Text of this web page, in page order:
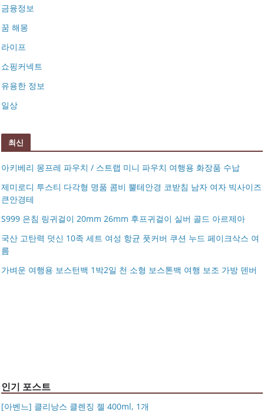
금융정보
꿈 해몽
라이프
쇼핑커넥트
유용한 정보
일상
최신
아키베리 몽프레 파우치 / 스트랩 미니 파우치 여행용 화장품 수납
제미로디 투스티 다각형 명품 콤비 뿔테안경 코받침 남자 여자 빅사이즈
큰안경테
S999 은침 링귀걸이 20mm 26mm 후프귀걸이 실버 골드 아르제아
국산 고탄력 덧신 10족 세트 여성 항균 풋커버 쿠션 누드 페이크삭스 여
름
가벼운 여행용 보스턴백 1박2일 천 소형 보스톤백 여행 보조 가방 덴버
아키베리 몽프레 파우치 / 스트랩 미니 파우치 여행용 화장
품 수납
제미로디 투스티 다각형 명품 콤비 뿔테안경 코받침 남자
인기 포스트
[아벤느] 클리낭스 클렌징 젤 400ml, 1개